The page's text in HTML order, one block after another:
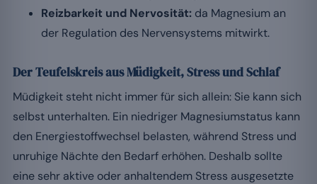
Reizbarkeit und Nervosität: da Magnesium an
der Regulation des Nervensystems mitwirkt.
Der Teufelskreis aus Müdigkeit, Stress und Schlaf
Müdigkeit steht nicht immer für sich allein: Sie kann sich
selbst unterhalten. Ein niedriger Magnesiumstatus kann
den Energiestoffwechsel belasten, während Stress und
unruhige Nächte den Bedarf erhöhen. Deshalb sollte
eine sehr aktive oder anhaltendem Stress ausgesetzte